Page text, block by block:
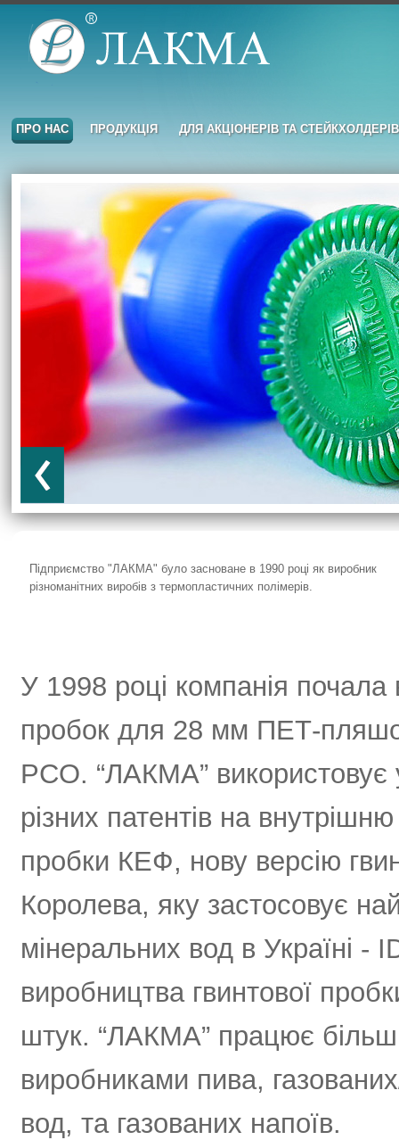
ПРО НАС ПРОДУКЦІЯ ДЛЯ АКЦІОНЕРІВ ТА СТЕЙКХОЛДЕРІВ
Підприємство "ЛАКМА" було засноване в 1990 році як виробник
різноманітних виробів з термопластичних полімерів.
У 1998 році компанія почала
пробок для 28 мм ПЕТ-
PCO. “ЛАКМА” використовує
різних патентів на
пробки КЕФ, нову версію
Королева, яку застосовує
мінеральних вод в Україні -
виробництва гвинтової
штук. “ЛАКМА” працює більш
виробниками пива,
вод, та газованих напоїв.